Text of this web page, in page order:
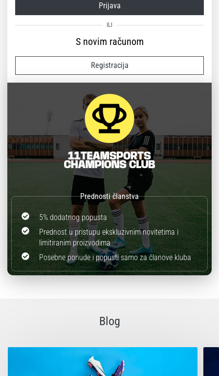
Prijava
S novim računom
Registracija
5% dodatnog popusta
Prednost u pristupu ekskluzivnim novitetima i
limitiranim proizvodima
Posebne ponude i popusti samo za članove kluba
Blog